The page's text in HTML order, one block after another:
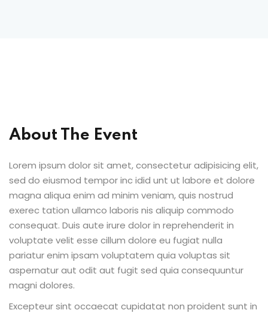
About The Event
Lorem ipsum dolor sit amet, consectetur adipisicing elit,
sed do eiusmod tempor inc idid unt ut labore et dolore
magna aliqua enim ad minim veniam, quis nostrud
exerec tation ullamco laboris nis aliquip commodo
consequat. Duis aute irure dolor in reprehenderit in
voluptate velit esse cillum dolore eu fugiat nulla
pariatur enim ipsam voluptatem quia voluptas sit
aspernatur aut odit aut fugit sed quia consequuntur
magni dolores.
Excepteur sint occaecat cupidatat non proident sunt in